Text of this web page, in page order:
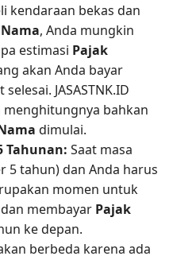
kendaraan bekas dan
, Anda mungkin
estimasi Pajak
akan Anda bayar
JASASTNK.ID
bahkan
dimulai.
Tahunan: Saat masa
5 tahun) dan Anda harus
momen untuk
membayar Pajak
ke depan.
berbeda karena ada